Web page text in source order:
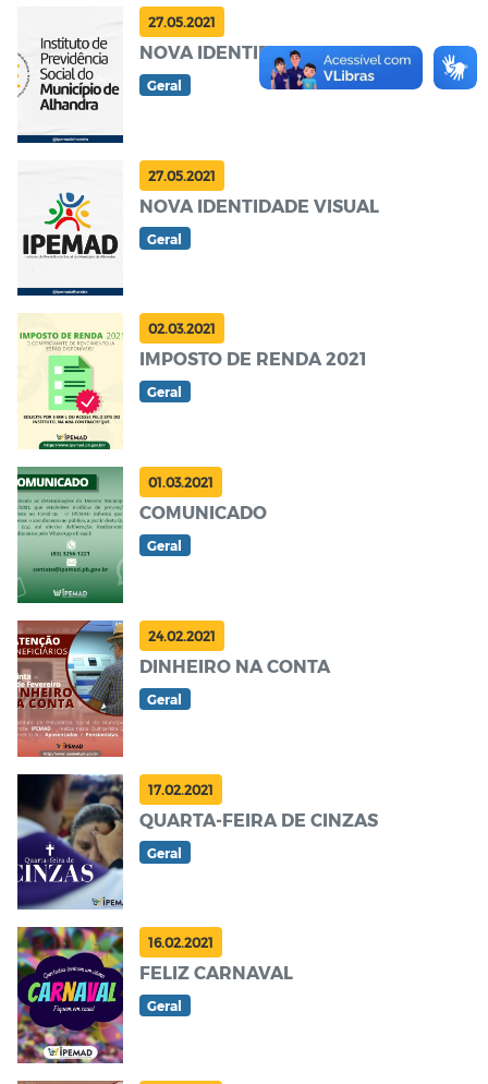
27.05.2021
NOVA IDENTIDADE VISUAL
Geral
27.05.2021
NOVA IDENTIDADE VISUAL
Geral
02.03.2021
IMPOSTO DE RENDA 2021
Geral
01.03.2021
COMUNICADO
Geral
24.02.2021
DINHEIRO NA CONTA
Geral
17.02.2021
QUARTA-FEIRA DE CINZAS
Geral
16.02.2021
FELIZ CARNAVAL
Geral